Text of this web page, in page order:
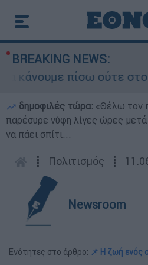
BREAKING NEWS:
πίσω ούτε στον
δημοφιλές τώρα: «Θέλω τον
παρέσυρε νύφη λίγες ώρες
να πάει σπίτι...
┋ Πολιτισμός ┋
Newsroom
Ενότητες στο άρθρο: 📌 Η ζωή ενός